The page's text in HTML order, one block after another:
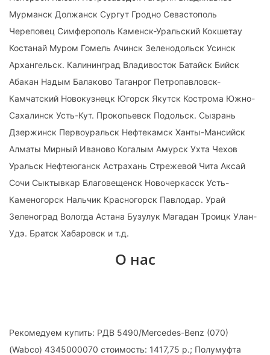
Мурманск Должанск Сургут Гродно Севастополь
Череповец Симферополь Каменск-Уральский Кокшетау
Костанай Муром Гомель Ачинск Зеленодольск Усинск
Архангельск. Калининград Владивосток Батайск Бийск
Абакан Надым Балаково Таганрог Петропавловск-
Камчатский Новокузнецк Югорск Якутск Кострома Южно-
Сахалинск Усть-Кут. Прокопьевск Подольск. Сызрань
Дзержинск Первоуральск Нефтекамск Ханты-Мансийск
Алматы Мирный Иваново Когалым Амурск Ухта Чехов
Уральск Нефтеюганск Астрахань Стрежевой Чита Аксай
Сочи Сыктывкар Благовещенск Новочеркасск Усть-
Каменогорск Нальчик Красногорск Павлодар. Урай
Зеленоград Вологда Астана Бузулук Магадан Троицк Улан-
Удэ. Братск Хабаровск и т.д.
О нас
Рекомедуем купить: РДВ 5490/Mercedes-Benz (070)
(Wabco) 4345000070 стоимость: 1417,75 р.; Полумуфта